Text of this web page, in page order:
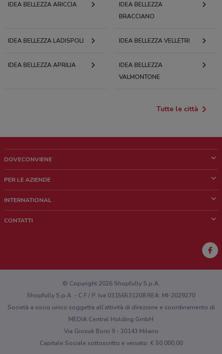
IDEA BELLEZZA ARICCIA
IDEA BELLEZZA
BRACCIANO
IDEA BELLEZZA LADISPOLI IDEA BELLEZZA VELLETRI
IDEA BELLEZZA APRILIA
IDEA BELLEZZA
VALMONTONE
Tutte le città
DOVECONVIENE
Chi siamo
Lavora con noi
PER LE AZIENDE
Richieste commerciali e marketing
INTERNATIONAL
CONTATTI
Hai un malfunzionamento sul web o sull'app?
© Copyright 2026 Shopfully S.p.A.
Shopfully S.p.A. - C.F / P. Iva 03156531208 REA: MI-2029270
Società a socio unico soggetta all’attività di direzione e coordinamento di
MEDIA Central Holding GmbH
Via Giosuè Borsi 9 - 20143 Milano
Capitale Sociale sottoscritto e versato: € 50.000,00